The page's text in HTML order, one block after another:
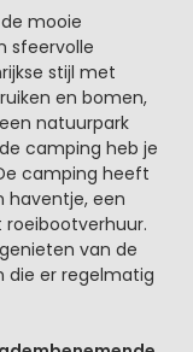
mooie
sfeervolle
stijl met
en bomen,
natuurpark
camping heb je
camping heeft
haventje, een
van de
er regelmatig